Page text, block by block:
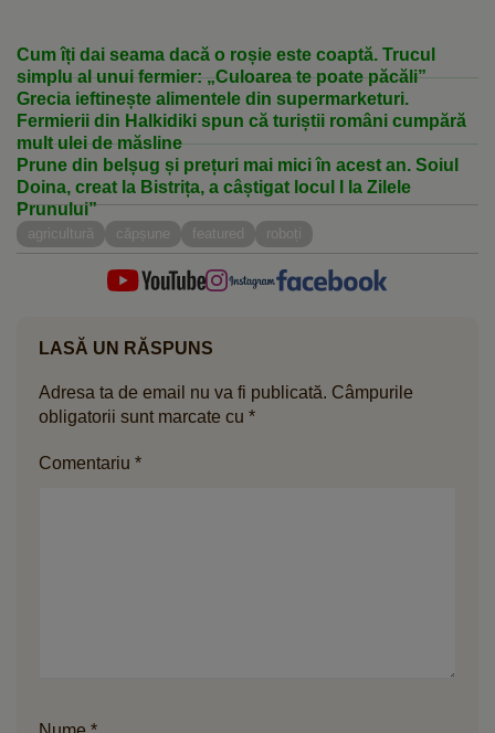
Cum îți dai seama dacă o roșie este coaptă. Trucul
simplu al unui fermier: „Culoarea te poate păcăli”
Grecia ieftinește alimentele din supermarketuri.
Fermierii din Halkidiki spun că turiștii români cumpără
mult ulei de măsline
Prune din belșug și prețuri mai mici în acest an. Soiul
Doina, creat la Bistrița, a câștigat locul I la Zilele
Prunului”
agricultură căpșune featured roboți
LASĂ UN RĂSPUNS
Adresa ta de email nu va fi publicată. Câmpurile
obligatorii sunt marcate cu *
Comentariu *